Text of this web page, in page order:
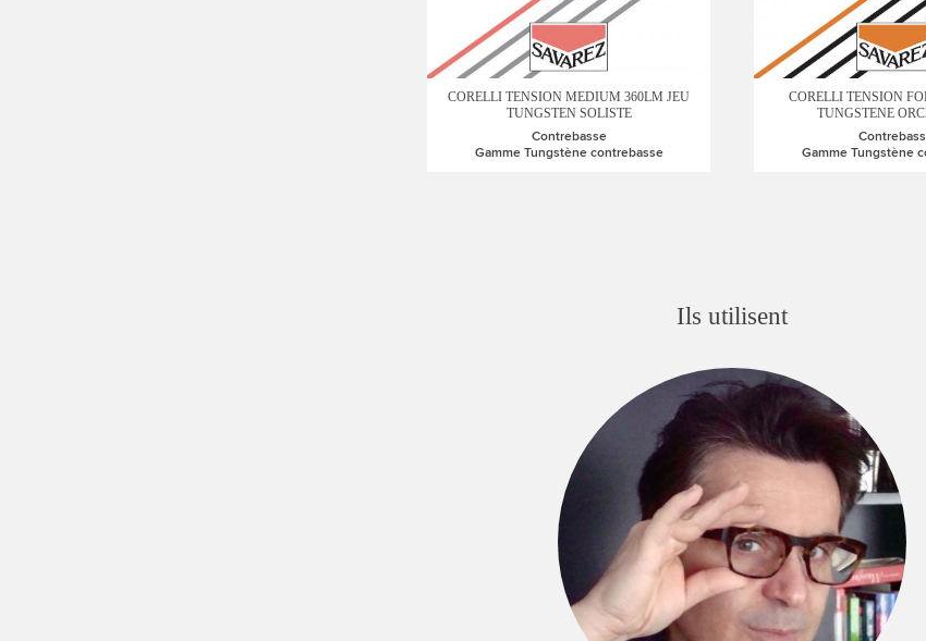
CORELLI TENSION MEDIUM 360LM JEU
TUNGSTEN SOLISTE
Contrebasse
Gamme Tungstène contrebasse
CORELLI TENSION
TUNGSTENE
Gamme Tungstène
Ils utilisent